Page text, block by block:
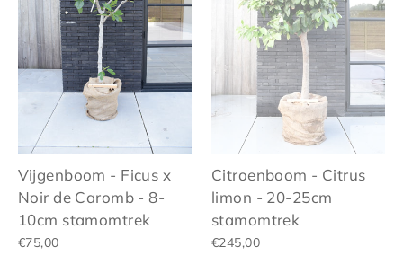
Vijgenboom - Ficus x
Noir de Caromb - 8-
10cm stamomtrek
€75,00
Citroenboom - Citrus
limon - 20-25cm
stamomtrek
€245,00